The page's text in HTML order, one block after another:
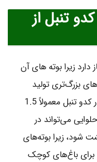
تنبل از
زیرا بوته‌ های آن
بزرگ‌تری تولید
می‌کنند. فاصله کاشت بذرها در کدو تنبل معمولاً 1.5
حلوایی می‌تواند در
1 متر) کشت شود، زیرا بوته‌های
باغ‌های کوچک